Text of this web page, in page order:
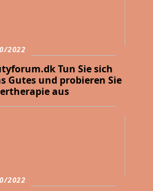
2022
Tun Sie sich
Gutes und probieren Sie
aus
2022